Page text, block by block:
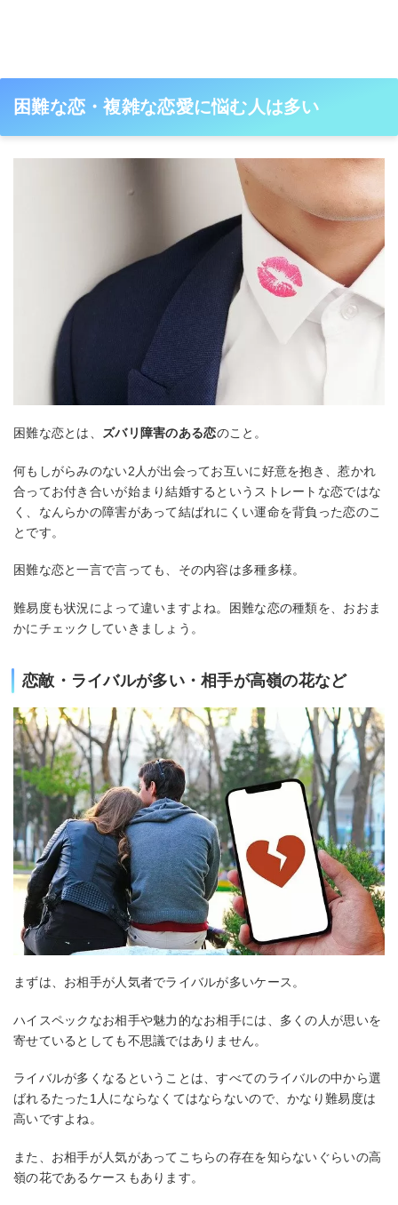
困難な恋・複雑な恋愛に悩む人は多い
困難な恋とは、 ズバリ障害のある恋のこと。
何もしがらみのない2人が出会ってお互いに好意を抱き、惹かれ
合ってお付き合いが始まり結婚するというストレートな恋ではな
く、なんらかの障害があって結ばれにくい運命を背負った恋のこ
とです。
困難な恋と一言で言っても、その内容は多種多様。
難易度も状況によって違いますよね。困難な恋の種類を、おおま
かにチェックしていきましょう。
恋敵・ライバルが多い・相手が高嶺の花など
まずは、お相手が人気者でライバルが多いケース。
ハイスペックなお相手や魅力的なお相手には、多くの人が思いを
寄せているとしても不思議ではありません。
ライバルが多くなるということは、すべてのライバルの中から選
ばれるたった1人にならなくてはならないので、かなり難易度は
高いですよね。
また、お相手が人気があってこちらの存在を知らないぐらいの高
嶺の花であるケースもあります。